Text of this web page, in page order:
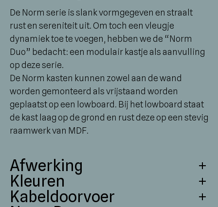
De Norm serie is slank vormgegeven en straalt
rust en sereniteit uit. Om toch een vleugje
dynamiek toe te voegen, hebben we de “Norm
Duo” bedacht: een modulair kastje als aanvulling
op deze serie.
De Norm kasten kunnen zowel aan de wand
worden gemonteerd als vrijstaand worden
geplaatst op een lowboard. Bij het lowboard staat
de kast laag op de grond en rust deze op een stevig
raamwerk van MDF.
Afwerking
We sluiten geen compromissen als het gaat om
kwaliteit. Onze producten bestaan volledig uit
Kleuren
Onze meubels zijn leverbaar in diverse stijlvolle
Kabeldoorvoer